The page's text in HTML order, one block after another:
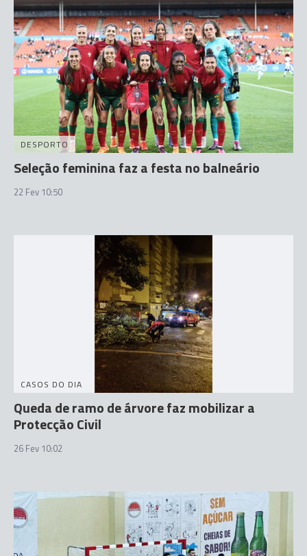
DESPORTO
Seleção feminina faz a festa no balneário
22 Fev 10:50
CASOS DO DIA
Queda de ramo de árvore faz mobilizar a
Protecção Civil
26 Fev 10:02